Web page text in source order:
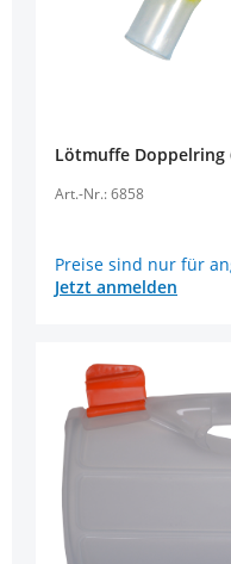
Art.-Nr.: 6858
Preise sind nur für
Jetzt anmelden